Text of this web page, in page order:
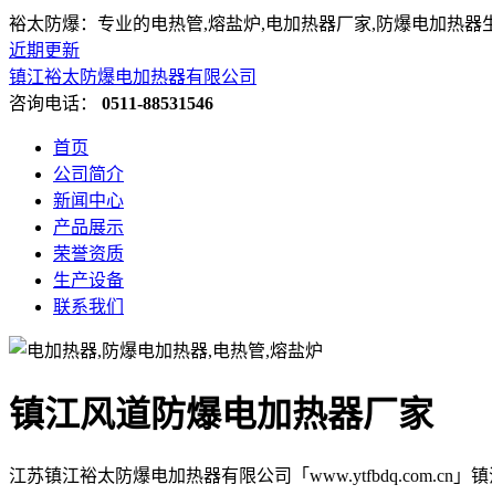
裕太防爆：专业的电热管,熔盐炉,电加热器厂家,防爆电加热器
近期更新
镇江裕太防爆电加热器有限公司
咨询电话： 0511-88531546
首页
公司简介
新闻中心
产品展示
荣誉资质
生产设备
联系我们
镇江风道防爆电加热器厂家
江苏镇江裕太防爆电加热器有限公司「www.ytfbdq.com.cn」